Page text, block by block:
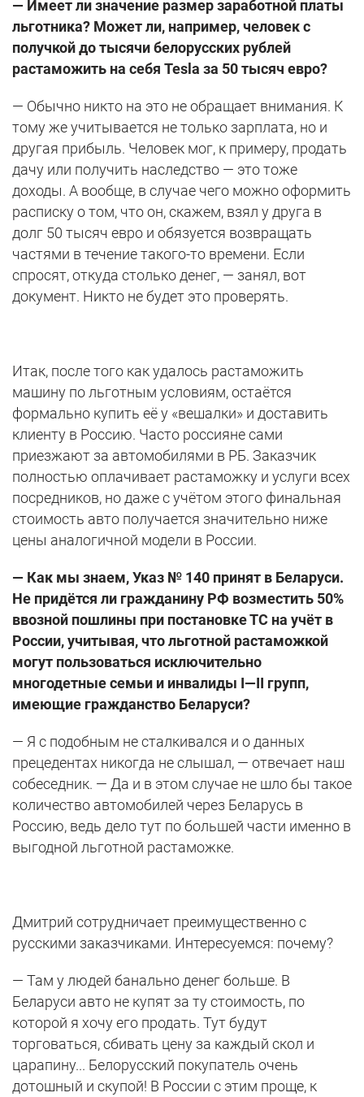
— Имеет ли значение размер заработной платы
льготника? Может ли, например, человек с
получкой до тысячи белорусских рублей
растаможить на себя Tesla за 50 тысяч евро?
— Обычно никто на это не обращает внимания. К
тому же учитывается не только зарплата, но и
другая прибыль. Человек мог, к примеру, продать
дачу или получить наследство — это тоже
доходы. А вообще, в случае чего можно оформить
расписку о том, что он, скажем, взял у друга в
долг 50 тысяч евро и обязуется возвращать
частями в течение такого-то времени. Если
спросят, откуда столько денег, — занял, вот
документ. Никто не будет это проверять.
Итак, после того как удалось растаможить
машину по льготным условиям, остаётся
формально купить её у «вешалки» и доставить
клиенту в Россию. Часто россияне сами
приезжают за автомобилями в РБ. Заказчик
полностью оплачивает растаможку и услуги всех
посредников, но даже с учётом этого финальная
стоимость авто получается значительно ниже
цены аналогичной модели в России.
— Как мы знаем, Указ № 140 принят в Беларуси.
Не придётся ли гражданину РФ возместить 50%
ввозной пошлины при постановке ТС на учёт в
России, учитывая, что льготной растаможкой
могут пользоваться исключительно
многодетные семьи и инвалиды I—II групп,
имеющие гражданство Беларуси?
— Я с подобным не сталкивался и о данных
прецедентах никогда не слышал, — отвечает наш
собеседник. — Да и в этом случае не шло бы такое
количество автомобилей через Беларусь в
Россию, ведь дело тут по большей части именно в
выгодной льготной растаможке.
Дмитрий сотрудничает преимущественно с
русскими заказчиками. Интересуемся: почему?
— Там у людей банально денег больше. В
Беларуси авто не купят за ту стоимость, по
которой я хочу его продать. Тут будут
торговаться, сбивать цену за каждый скол и
царапину... Белорусский покупатель очень
дотошный и скупой! В России с этим проще, к